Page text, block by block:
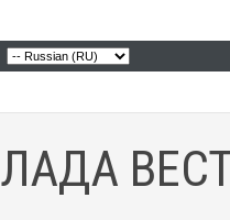
ЛАДА